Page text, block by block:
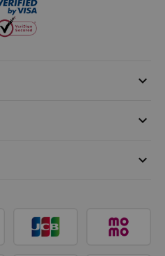
keyboard_arrow_down
keyboard_arrow_down
keyboard_arrow_down